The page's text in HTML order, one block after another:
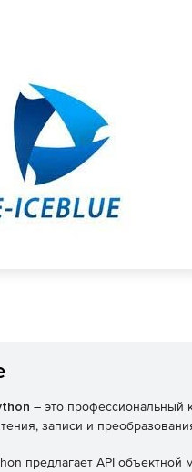
– это профессиональный
записи и
предлагает API